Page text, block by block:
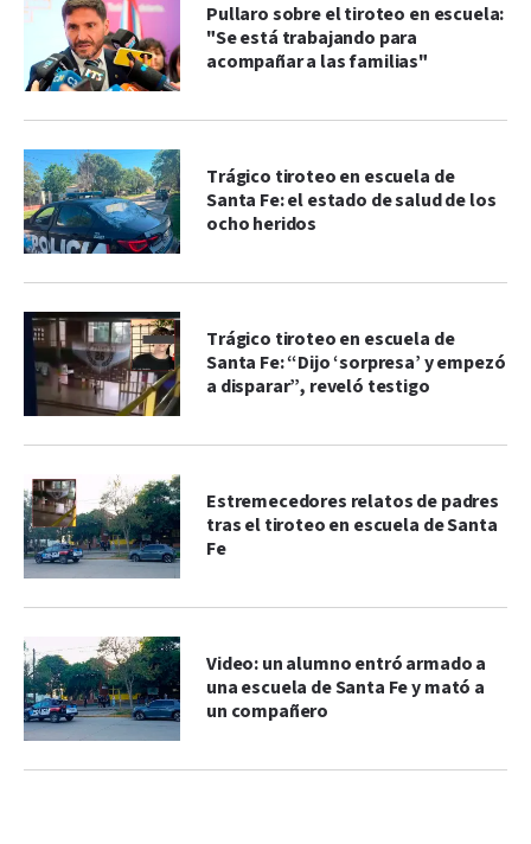
Pullaro sobre el tiroteo en escuela:
"Se está trabajando para
acompañar a las familias"
Trágico tiroteo en escuela de
Santa Fe: el estado de salud de los
ocho heridos
Trágico tiroteo en escuela de
Santa Fe: “Dijo ‘sorpresa’ y empezó
a disparar”, reveló testigo
Estremecedores relatos de padres
tras el tiroteo en escuela de Santa
Fe
Video: un alumno entró armado a
una escuela de Santa Fe y mató a
un compañero